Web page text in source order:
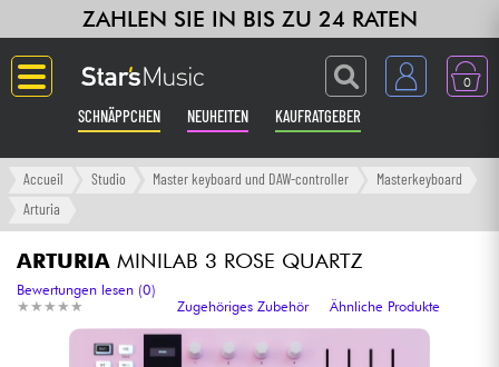
ZAHLEN SIE IN BIS ZU 24 RATEN
0
SCHNÄPPCHEN NEUHEITEN KAUFRATGEBER
Langue
Verstärker & Effekte
Klaviere & Piano
Accueil Studio Master keyboard und DAW-controller
Masterkeyboard
Arturia
ARTURIA MINILAB 3 ROSE QUARTZ
★ ★ ★ ★ ★
★ ★ ★ ★ ★
Bewertungen lesen (0)
Zugehöriges Zubehör
Ähnliche Produkte